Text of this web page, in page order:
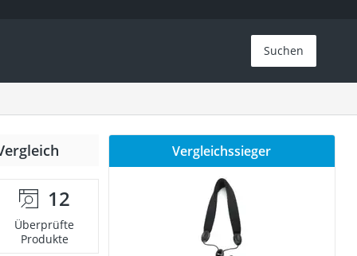
Suchen
12
Überprüfte
Produkte
Vergleichssieger